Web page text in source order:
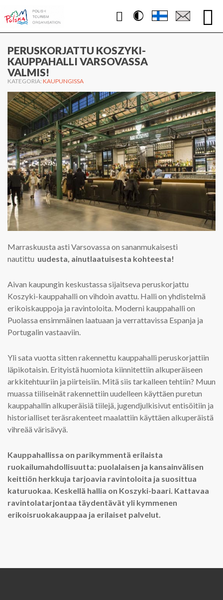
Contrast
WWW.PUOLA.TRAVEL
PERUSKORJATTU KOSZYKI-
KAUPPAHALLI VARSOVASSA
VALMIS!
KATEGORIA: KAUPUNGISSA
Marraskuusta asti Varsovassa on sananmukaisesti
nautittu uudesta, ainutlaatuisesta kohteesta!
Aivan kaupungin keskustassa sijaitseva peruskorjattu
Koszyki-kauppahalli on vihdoin avattu. Halli on yhdistelmä
erikoiskauppoja ja ravintoloita. Moderni kauppahalli on
Puolassa ensimmäinen laatuaan ja verrattavissa Espanja ja
Portugalin vastaaviin.
Yli sata vuotta sitten rakennettu kauppahalli peruskorjattiin
läpikotaisin. Erityistä huomiota kiinnitettiin alkuperäiseen
arkkitehtuuriin ja piirteisiin. Mitä siis tarkalleen tehtiin? Muun
muassa tiiliseinät rakennettiin uudelleen käyttäen puretun
kauppahallin alkuperäisiä tiilejä, jugendjulkisivut entisöitiin ja
historialliset teräsrakenteet maalattiin käyttäen alkuperäistä
vihreää värisävyä.
Kauppahallissa on parikymmentä erilaista
ruokailumahdollisuutta: puolalaisen ja kansainvälisen
keittiön herkkuja tarjoavia ravintoloita ja suosittua
katuruokaa. Keskellä hallia on Koszyki-baari. Kattavaa
ravintolatarjontaa täydentävät yli kymmenen
erikoisruokakauppaa ja erilaiset palvelut.